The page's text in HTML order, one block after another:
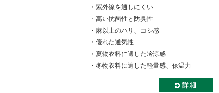
・紫外線を通しにくい
・高い抗菌性と防臭性
・麻以上のハリ、コシ感
・優れた通気性
・夏物衣料に適した冷涼感
・冬物衣料に適した軽量感、保温力